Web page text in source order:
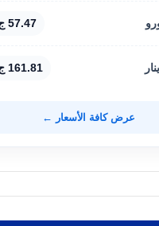
57.47 ج.م
161.81 ج.م
عرض كافة الأسعار ←